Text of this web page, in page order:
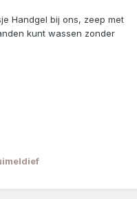
Handgel bij ons, zeep met
kunt wassen zonder